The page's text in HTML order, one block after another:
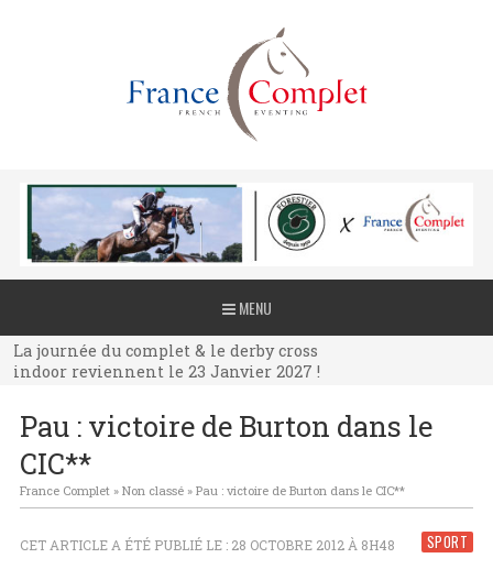
MENU
La journée du complet & le derby cross
indoor reviennent le 23 Janvier 2027 !
La journée du complet & le derby cross
indoor reviennent le 23 Janvier 2027 !
indoor reviennent le 23 Janvier 2027 !
Pau : victoire de Burton dans le
CIC**
France Complet» Non classé» Pau : victoire de Burton dans le CIC**
SPORT
CET ARTICLE A ÉTÉ PUBLIÉ LE : 28 OCTOBRE 2012 À 8H48